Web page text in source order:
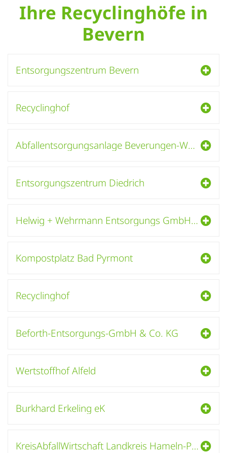
Ihre Recyclinghöfe in
Bevern
Entsorgungszentrum Bevern
Recyclinghof
Abfallentsorgungsanlage Beverungen-Wehrden (Kleinanlieferstation)
Entsorgungszentrum Diedrich
Helwig + Wehrmann Entsorgungs GmbH & Co. KG
Kompostplatz Bad Pyrmont
Recyclinghof
Beforth-Entsorgungs-GmbH & Co. KG
Wertstoffhof Alfeld
Burkhard Erkeling eK
KreisAbfallWirtschaft Landkreis Hameln-Pyrmont